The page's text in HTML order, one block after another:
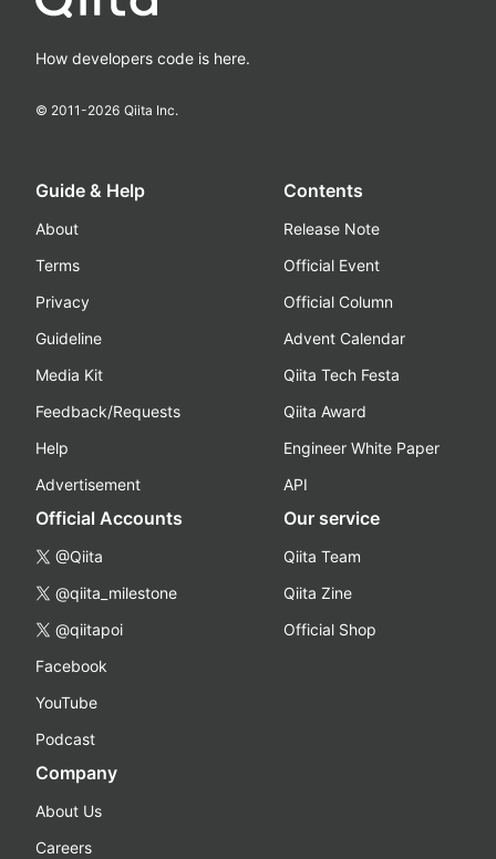
How developers code is here.
© 2011-2026 Qiita Inc.
Guide & Help
About
Terms
Privacy
Guideline
Media Kit
Feedback/Requests
Help
Advertisement
Contents
Release Note
Official Event
Official Column
Advent Calendar
Qiita Tech Festa
Qiita Award
Engineer White Paper
API
Official Accounts
@Qiita
@qiita_milestone
@qiitapoi
Facebook
YouTube
Podcast
Our service
Qiita Team
Qiita Zine
Official Shop
Company
About Us
Careers